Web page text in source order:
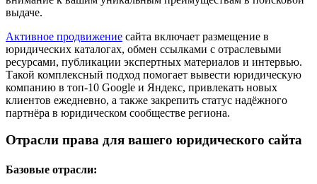
выдаче.
Активное продвижение сайта включает размещение в
юридических каталогах, обмен ссылками с отраслевыми
ресурсами, публикации экспертных материалов и интервью.
Такой комплексный подход помогает вывести юридическую
компанию в топ-10 Google и Яндекс, привлекать новых
клиентов ежедневно, а также закрепить статус надёжного
партнёра в юридическом сообществе региона.
Отрасли права для вашего юридического сайта
Базовые отрасли: